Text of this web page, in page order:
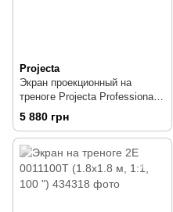
Projecta
Экран проекционный на
треноге Projecta Professional
MW 10430108 (152x152 см,
1:1, 81 ")
5 880 грн